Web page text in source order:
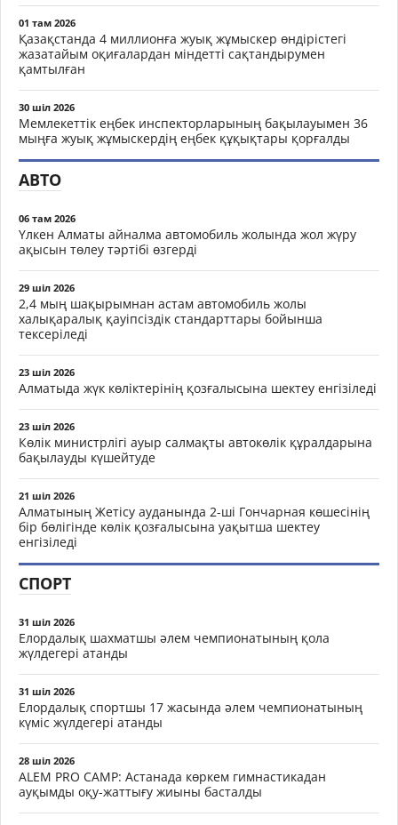
01 там 2026
Қазақстанда 4 миллионға жуық жұмыскер өндірістегі
жазатайым оқиғалардан міндетті сақтандырумен
қамтылған
30 шіл 2026
Мемлекеттік еңбек инспекторларының бақылауымен 36
мыңға жуық жұмыскердің еңбек құқықтары қорғалды
АВТО
06 там 2026
Үлкен Алматы айналма автомобиль жолында жол жүру
ақысын төлеу тәртібі өзгерді
29 шіл 2026
2,4 мың шақырымнан астам автомобиль жолы
халықаралық қауіпсіздік стандарттары бойынша
тексеріледі
23 шіл 2026
Алматыда жүк көліктерінің қозғалысына шектеу енгізіледі
23 шіл 2026
Көлік министрлігі ауыр салмақты автокөлік құралдарына
бақылауды күшейтуде
21 шіл 2026
Алматының Жетісу ауданында 2-ші Гончарная көшесінің
бір бөлігінде көлік қозғалысына уақытша шектеу
енгізіледі
СПОРТ
31 шіл 2026
Елордалық шахматшы әлем чемпионатының қола
жүлдегері атанды
31 шіл 2026
Елордалық спортшы 17 жасында әлем чемпионатының
күміс жүлдегері атанды
28 шіл 2026
ALEM PRO CAMP: Астанада көркем гимнастикадан
ауқымды оқу-жаттығу жиыны басталды